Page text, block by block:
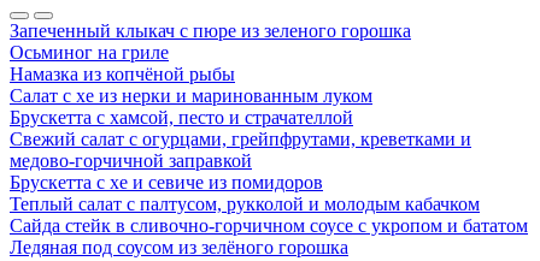
Запеченный клыкач с пюре из зеленого горошка
Осьминог на гриле
Намазка из копчёной рыбы
Салат с хе из нерки и маринованным луком
Брускетта с хамсой, песто и страчателлой
Свежий салат с огурцами, грейпфрутами, креветками и
медово-горчичной заправкой
Брускетта с хе и севиче из помидоров
Теплый салат с палтусом, рукколой и молодым кабачком
Сайда стейк в сливочно-горчичном соусе с укропом и бататом
Ледяная под соусом из зелёного горошка